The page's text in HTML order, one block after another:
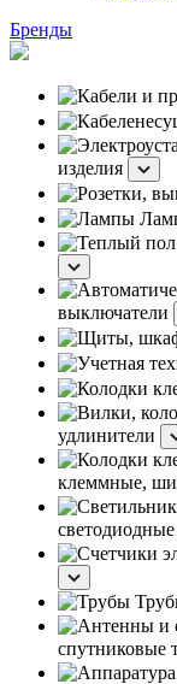
Бренды
изделия
выключатели
удлинители
клеммные,
спутниковые